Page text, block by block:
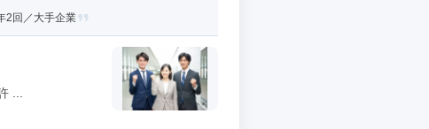
2回／大手企業
...